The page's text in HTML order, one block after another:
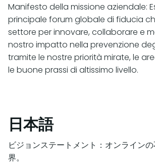
Manifesto della missione aziendale:
principale forum globale di fiducia
settore per innovare, collaborare e
nostro impatto nella prevenzione
tramite le nostre priorità mirate, le
le buone prassi di altissimo livello.
日本語
ビジョンステートメント：オンライン
界。